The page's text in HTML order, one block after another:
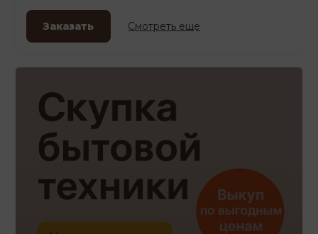
Заказать Смотреть еще